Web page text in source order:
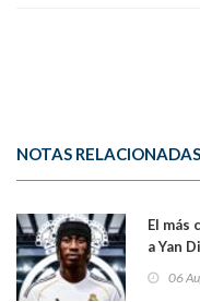
NOTAS RELACIONADAS
El más
a Yan
06